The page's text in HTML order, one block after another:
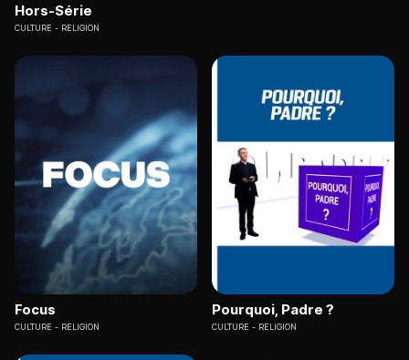
Hors-Série
CULTURE RELIGION
Focus
CULTURE RELIGION
Pourquoi, Padre ?
CULTURE RELIGION